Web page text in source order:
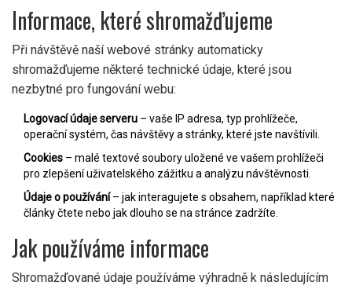
Informace, které shromažďujeme
Při návštěvě naší webové stránky automaticky
shromažďujeme některé technické údaje, které jsou
nezbytné pro fungování webu:
Logovací údaje serveru – vaše IP adresa, typ prohlížeče,
operační systém, čas návštěvy a stránky, které jste navštívili.
Cookies – malé textové soubory uložené ve vašem prohlížeči
pro zlepšení uživatelského zážitku a analýzu návštěvnosti.
Údaje o používání– jak interagujete s obsahem, například které
články čtete nebo jak dlouho se na stránce zadržíte.
Jak používáme informace
Shromažďované údaje používáme výhradně k následujícím